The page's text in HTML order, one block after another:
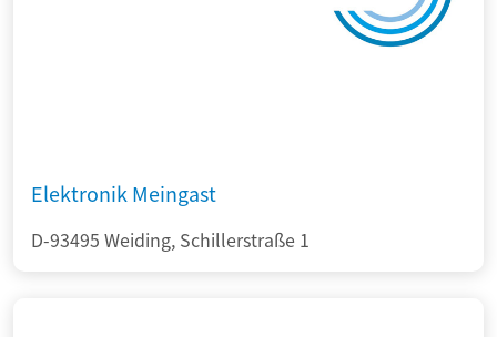
Elektronik Meingast
D-93495 Weiding, Schillerstraße 1